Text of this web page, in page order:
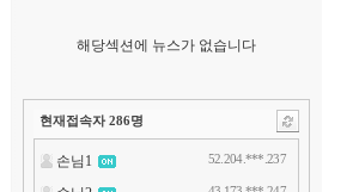
해당섹션에 뉴스가 없습니다
현재접속자 286명